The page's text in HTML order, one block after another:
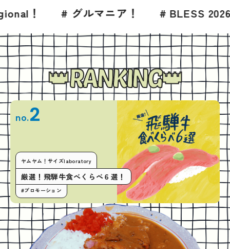
！ # BLESS 2026年7月号 # グルメ
RANKING
no.2
ヤムヤム！サイズlaboratory
厳選！飛騨牛食べくらべ６選！
#プロモーション